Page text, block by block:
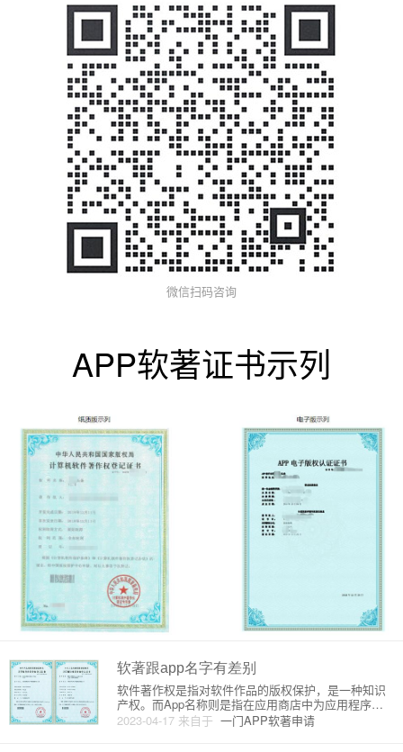
微信扫码咨询
APP软著证书示列
软著跟app名字有差别
2023-04-17 来自于 一门APP软著申请
软件著作权是指对软件作品的版权保护，是一种知识
产权。而App名称则是指在应用商店中为应用程序取
的名称。虽然软件著作权和App名称都与软件相关，